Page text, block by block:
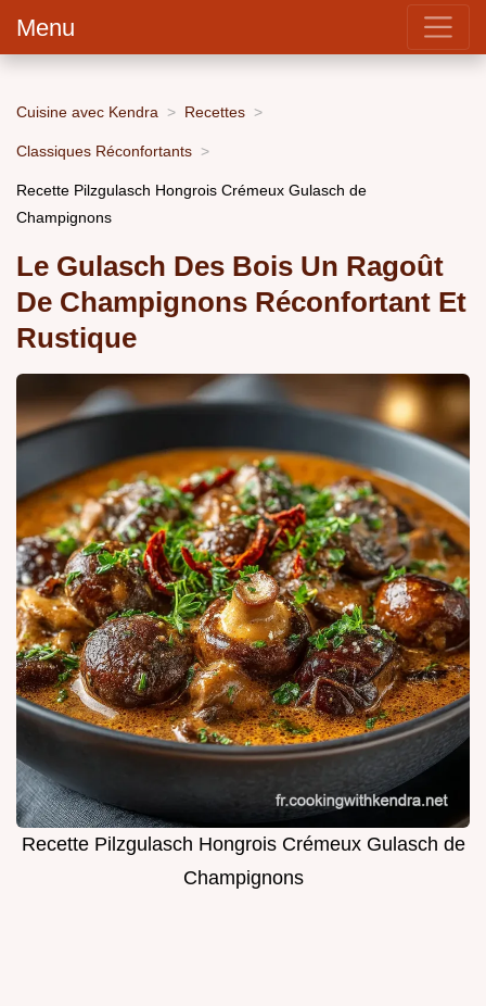
Menu
Cuisine avec Kendra Recettes
Classiques Réconfortants
Recette Pilzgulasch Hongrois Crémeux Gulasch de
Champignons
Le Gulasch Des Bois Un Ragoût
De Champignons Réconfortant Et
Rustique
Recette Pilzgulasch Hongrois Crémeux Gulasch de
Champignons